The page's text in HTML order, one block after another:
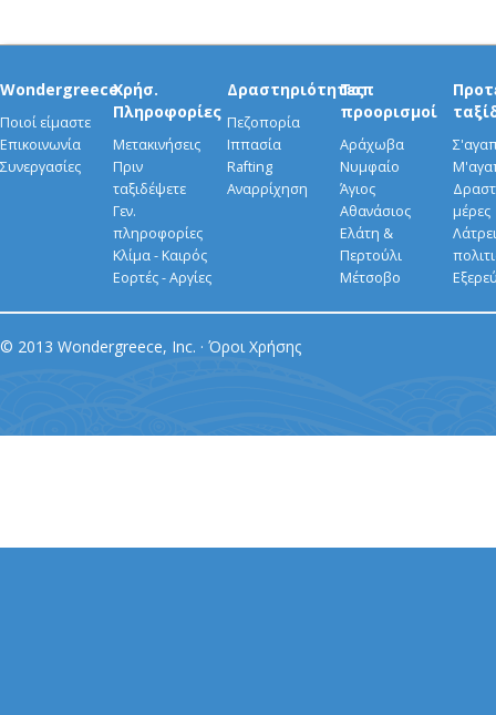
Wondergreece
Ποιοί είμαστε
Επικοινωνία
Συνεργασίες
Χρήσ.
Πληροφορίες
Μετακινήσεις
Πριν
ταξιδέψετε
Γεν.
πληροφορίες
Κλίμα - Καιρός
Εορτές - Αργίες
Δραστηριότητες
Πεζοπορία
Ιππασία
Rafting
Αναρρίχηση
Τοπ
προορισμοί
Αράχωβα
Νυμφαίο
Άγιος
Αθανάσιος
Ελάτη &
Περτούλι
Μέτσοβο
μέρες
© 2013 Wondergreece, Inc. · Όροι Χρήσης